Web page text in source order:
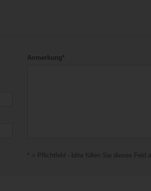
Anmerkung*
* = Pflichtfeld - bitte füllen Sie dieses Feld